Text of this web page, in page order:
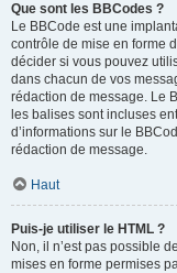
Que sont les BBCodes ?
Le BBCode est une
contrôle de mise en forme
décider si vous pouvez
dans chacun de vos
rédaction de message. Le
les balises sont incluses
d’informations sur le
rédaction de message.
Haut
Puis-je utiliser le HTML ?
Non, il n’est pas possible
mises en forme permises